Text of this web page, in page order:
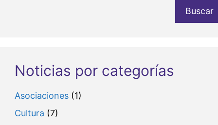
Buscar
Noticias por categorías
Asociaciones (1)
Cultura (7)